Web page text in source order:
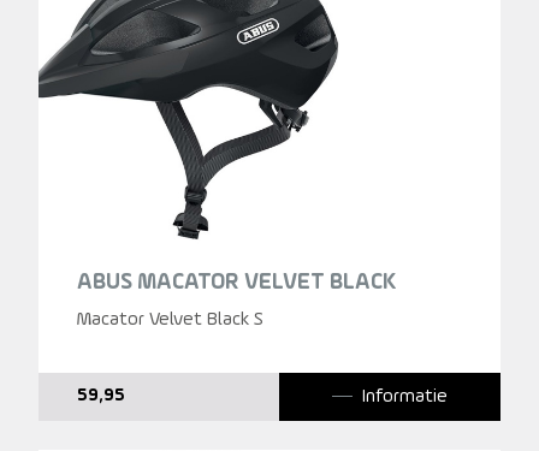
ABUS MACATOR VELVET BLACK
Macator Velvet Black S
59,95 Informatie